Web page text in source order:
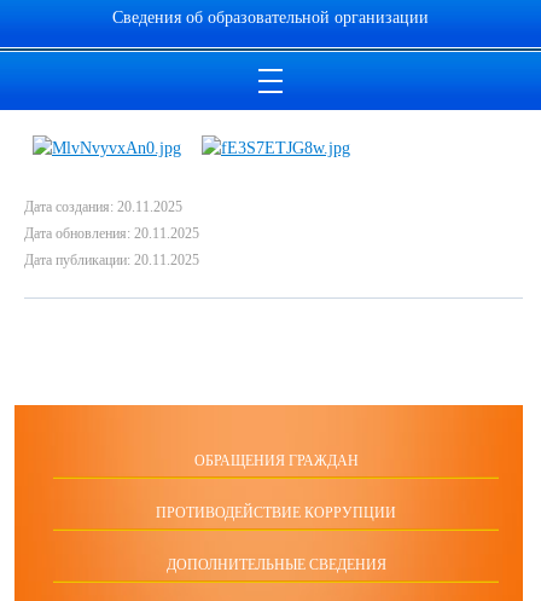
вероятность возникновения пожара – как в жилье, так и на
объектах. Для того, чтобы предотвратить пожар, нужно
строго соблюдать правила пожарной безопасности.
Дата создания: 20.11.2025
Дата обновления: 20.11.2025
Дата публикации: 20.11.2025
ОБРАЩЕНИЯ ГРАЖДАН
ПРОТИВОДЕЙСТВИЕ КОРРУПЦИИ
ДОПОЛНИТЕЛЬНЫЕ СВЕДЕНИЯ
Сведения об образовательной организации